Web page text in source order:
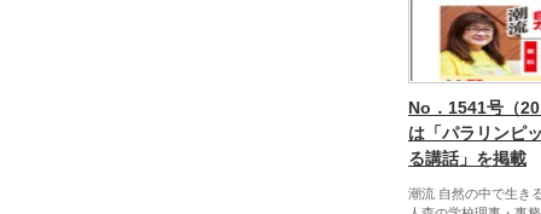
No．1541号（
は「パラリンピ
る講話」を掲載
潮流 自然の中で生き